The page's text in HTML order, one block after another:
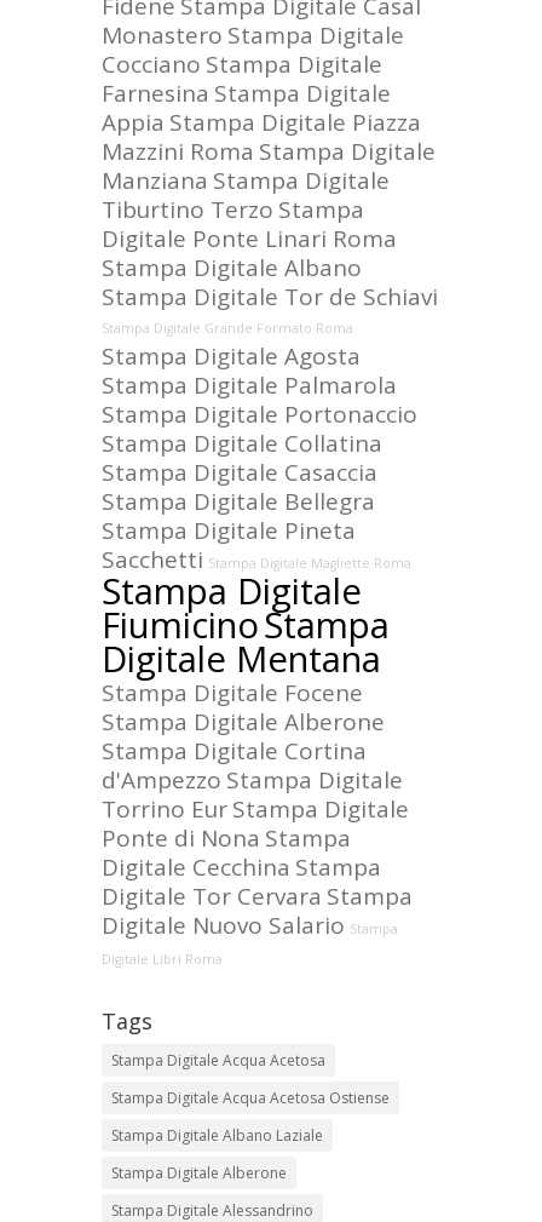
Monastero Stampa Digitale
Cocciano Stampa Digitale
Farnesina Stampa Digitale
Appia Stampa Digitale Piazza
Mazzini Roma Stampa Digitale
Manziana Stampa Digitale
Tiburtino Terzo Stampa
Digitale Ponte Linari Roma
Stampa Digitale Albano
Stampa Digitale Tor de Schiavi
Stampa Digitale Grande Formato Roma
Stampa Digitale Agosta
Stampa Digitale Palmarola
Stampa Digitale Portonaccio
Stampa Digitale Collatina
Stampa Digitale Casaccia
Stampa Digitale Bellegra
Stampa Digitale Pineta
Sacchetti Stampa Digitale Magliette Roma
Stampa Digitale
FiumicinoStampa
Digitale Mentana
Stampa Digitale Focene
Stampa Digitale Alberone
Stampa Digitale Cortina
d'Ampezzo Stampa Digitale
Torrino EurStampa Digitale
Ponte di Nona Stampa
Digitale Cecchina Stampa
Digitale Tor Cervara Stampa
Digitale Nuovo Salario Stampa
Digitale Libri Roma
Tags
Stampa Digitale Acqua Acetosa
Stampa Digitale Acqua Acetosa Ostiense
Stampa Digitale Albano Laziale
Stampa Digitale Alberone
Stampa Digitale Alessandrino